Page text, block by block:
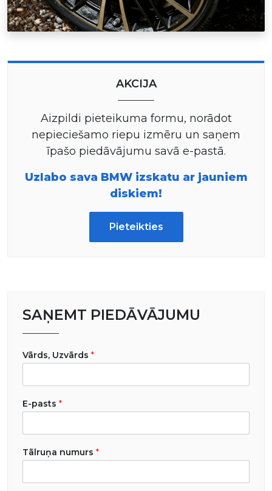
AKCIJA
Aizpildi pieteikuma formu, norādot
nepieciešamo riepu izmēru un saņem
īpašo piedāvājumu savā e-pastā.
Uzlabo sava BMW izskatu ar jauniem
diskiem!
Pieteikties
SAŅEMT PIEDĀVĀJUMU
Vārds, Uzvārds *
E-pasts *
Tālruņa numurs *